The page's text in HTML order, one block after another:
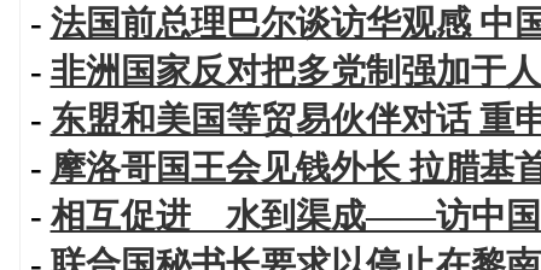
- 法国前总理巴尔谈访华观感 中
- 非洲国家反对把多党制强加于
- 东盟和美国等贸易伙伴对话 重
- 摩洛哥国王会见钱外长 拉腊基
- 相互促进 水到渠成——访中国